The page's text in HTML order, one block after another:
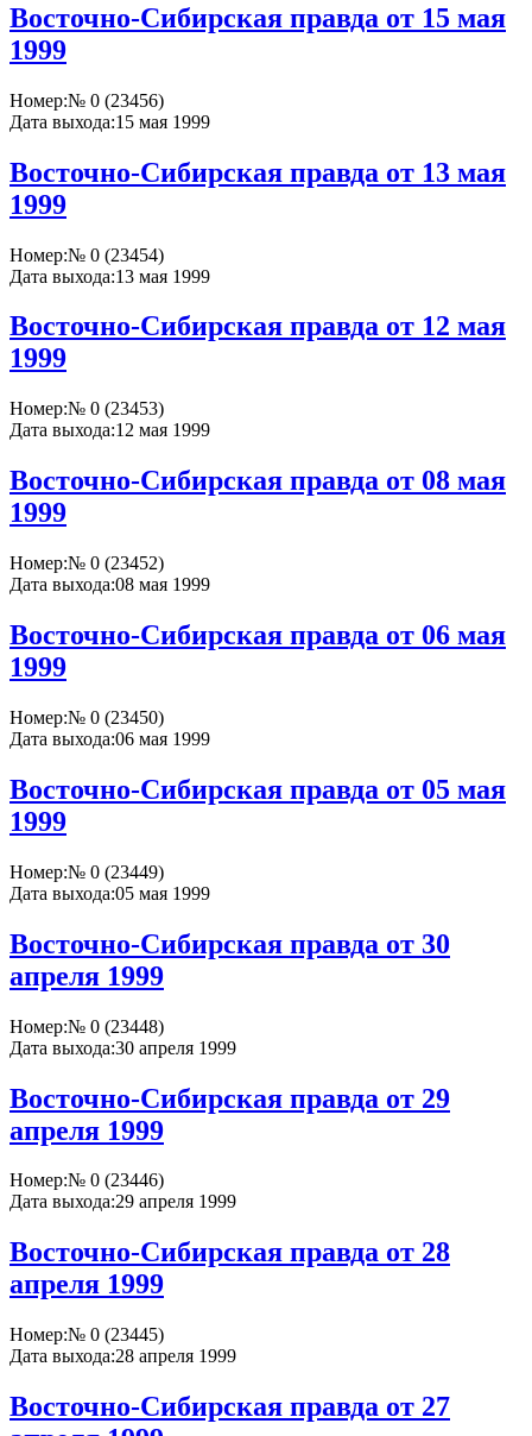
Восточно-Сибирская правда от 15 мая
1999
Номер:№ 0 (23456)
Дата выхода:15 мая 1999
Восточно-Сибирская правда от 13 мая
1999
Номер:№ 0 (23454)
Дата выхода:13 мая 1999
Восточно-Сибирская правда от 12 мая
1999
Номер:№ 0 (23453)
Дата выхода:12 мая 1999
Восточно-Сибирская правда от 08 мая
1999
Номер:№ 0 (23452)
Дата выхода:08 мая 1999
Восточно-Сибирская правда от 06 мая
1999
Номер:№ 0 (23450)
Дата выхода:06 мая 1999
Восточно-Сибирская правда от 05 мая
1999
Номер:№ 0 (23449)
Дата выхода:05 мая 1999
Восточно-Сибирская правда от 30
апреля 1999
Номер:№ 0 (23448)
Дата выхода:30 апреля 1999
Восточно-Сибирская правда от 29
апреля 1999
Номер:№ 0 (23446)
Дата выхода:29 апреля 1999
Восточно-Сибирская правда от 28
апреля 1999
Номер:№ 0 (23445)
Дата выхода:28 апреля 1999
Восточно-Сибирская правда от 27